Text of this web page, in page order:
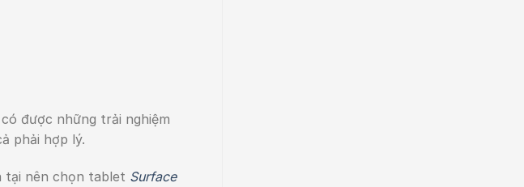
được những trải nghiệm
phải hợp lý.
tại nên chọn tablet Surface